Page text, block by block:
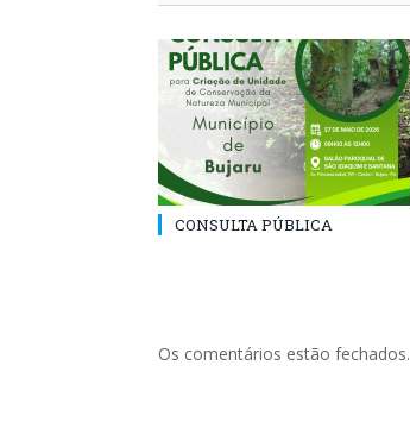
CONSULTA PÚBLICA
Os comentários estão fechados.